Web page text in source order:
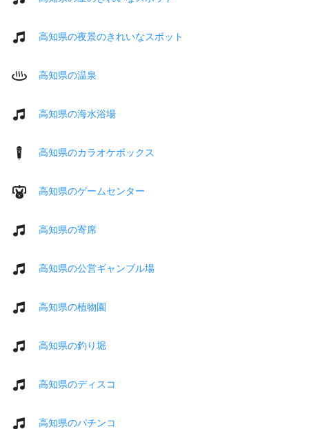
高知県の夜景のきれいなスポット
高知県の温泉
高知県の海水浴場
高知県のカラオケボックス
高知県のゲームセンター
高知県の寄席
高知県の公営ギャンブル場
高知県の植物園
高知県の釣り堀
高知県のディスコ
高知県のパチンコ